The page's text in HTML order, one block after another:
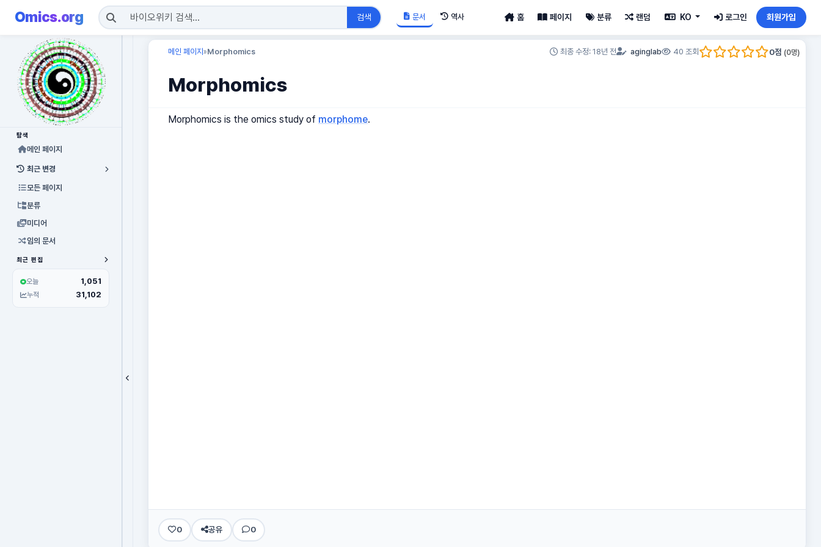
Omics.org 검색 문서 역사 홈 페이지 분류 랜덤 KO 로그인 회원가입
탐색
메인 페이지
최근 변경
모든 페이지
분류
미디어
임의 문서
최근 편집
오늘 1,051
누적 31,102
메인 페이지 »Morphomics 최종 수정: 18년 전 aginglab 40 조회 0점 (0명)
Morphomics
Morphomics is the omics study of morphome.
0 공유 0